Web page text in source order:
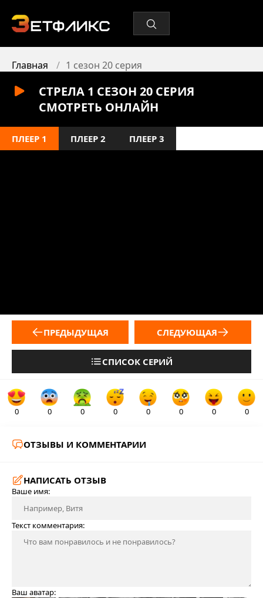
Главная 1 сезон 20 серия
СТРЕЛА 1 СЕЗОН 20 СЕРИЯ
СМОТРЕТЬ ОНЛАЙН
ПЛЕЕР 1 ПЛЕЕР 2 ПЛЕЕР 3
ПРЕДЫДУЩАЯ
СПИСОК СЕРИЙ
СЛЕДУЮЩАЯ
0 0 0 0 0 0 0 0
ОТЗЫВЫ И КОММЕНТАРИИ
НАПИСАТЬ ОТЗЫВ
Ваше имя:
Текст комментария:
Ваш аватар: